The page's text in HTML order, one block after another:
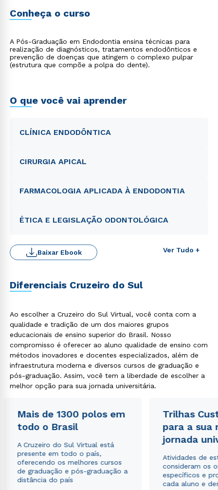
Conheça o curso
A Pós-Graduação em Endodontia ensina técnicas para
realização de diagnósticos, tratamentos endodônticos e
prevenção de doenças que atingem o complexo pulpar
(estrutura que compõe a polpa do dente).
O que você vai aprender
CLÍNICA ENDODÔNTICA
CIRURGIA APICAL
FARMACOLOGIA APLICADA À ENDODONTIA
ÉTICA E LEGISLAÇÃO ODONTOLÓGICA
Ver Tudo +
Baixar Ebook
Diferenciais Cruzeiro do Sul
Ao escolher a Cruzeiro do Sul Virtual, você conta com a
qualidade e tradição de um dos maiores grupos
educacionais de ensino superior do Brasil. Nosso
compromisso é oferecer ao aluno qualidade de ensino com
métodos inovadores e docentes especializados, além de
infraestrutura moderna e diversos cursos de graduação e
pós-graduação. Assim, você tem a liberdade de escolher a
melhor opção para sua jornada universitária.
Mais de 1300 polos em
todo o Brasil
A Cruzeiro do Sul Virtual está
presente em todo o país,
oferecendo os melhores cursos
de graduação e pós-graduação a
distância do país
Trilhas
para a sua
jornada
Atividades de
consideram os
específicos e
cada aluno e